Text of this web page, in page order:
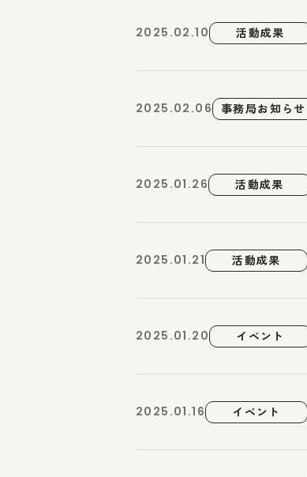
2025.02.10 活動成果
2025.02.06 事務局お知らせ
2025.01.26 活動成果
2025.01.21 活動成果
2025.01.20 イベント
2025.01.16 イベント